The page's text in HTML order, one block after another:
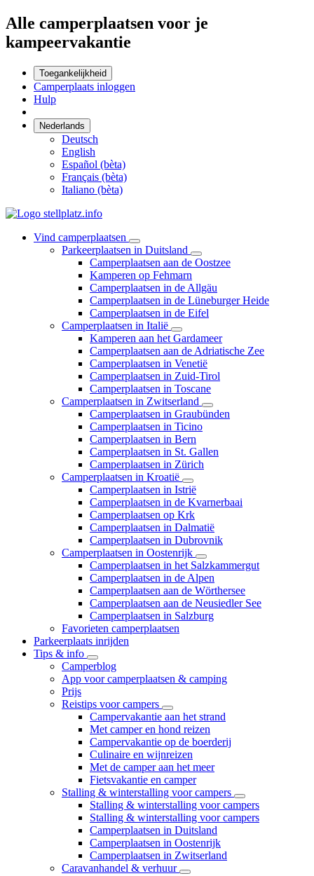
Alle camperplaatsen voor je
kampeervakantie
Toegankelijkheid
Camperplaats inloggen
Hulp
Nederlands
Deutsch
English
Español (bèta)
Français (bèta)
Italiano (bèta)
Vind camperplaatsen
Parkeerplaatsen in Duitsland
Camperplaatsen aan de Oostzee
Kamperen op Fehmarn
Camperplaatsen in de Allgäu
Camperplaatsen in de Lüneburger Heide
Camperplaatsen in de Eifel
Camperplaatsen in Italië
Kamperen aan het Gardameer
Camperplaatsen aan de Adriatische Zee
Camperplaatsen in Venetië
Camperplaatsen in Zuid-Tirol
Camperplaatsen in Toscane
Camperplaatsen in Zwitserland
Camperplaatsen in Graubünden
Camperplaatsen in Ticino
Camperplaatsen in Bern
Camperplaatsen in St. Gallen
Camperplaatsen in Zürich
Camperplaatsen in Kroatië
Camperplaatsen in Istrië
Camperplaatsen in de Kvarnerbaai
Camperplaatsen op Krk
Camperplaatsen in Dalmatië
Camperplaatsen in Dubrovnik
Camperplaatsen in Oostenrijk
Camperplaatsen in het Salzkammergut
Camperplaatsen in de Alpen
Camperplaatsen aan de Wörthersee
Camperplaatsen aan de Neusiedler See
Camperplaatsen in Salzburg
Favorieten camperplaatsen
Parkeerplaats inrijden
Tips & info
Camperblog
App voor camperplaatsen & camping
Prijs
Reistips voor campers
Campervakantie aan het strand
Met camper en hond reizen
Campervakantie op de boerderij
Culinaire en wijnreizen
Met de camper aan het meer
Fietsvakantie en camper
Stalling & winterstalling voor campers
Stalling & winterstalling voor campers
Stalling & winterstalling voor campers
Camperplaatsen in Duitsland
Camperplaatsen in Oostenrijk
Camperplaatsen in Zwitserland
Caravanhandel & verhuur